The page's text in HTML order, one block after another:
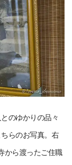
のゆかりの品々
らのお写真。右
から渡ったご住職